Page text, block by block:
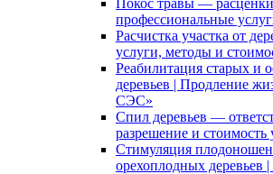
Покос травы —
профессиональные
Расчистка участка от
услуги, методы и
Реабилитация старых и
деревьев | Продление
СЭС»
Спил деревьев —
разрешение и стоимость
Стимуляция
орехоплодных деревьев